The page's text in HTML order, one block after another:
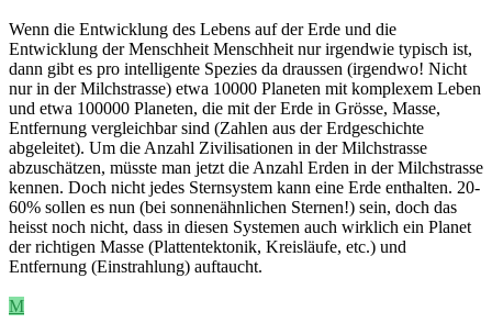
Wenn die Entwicklung des Lebens auf der Erde und die
Entwicklung der Menschheit Menschheit nur irgendwie typisch ist,
dann gibt es pro intelligente Spezies da draussen (irgendwo! Nicht
nur in der Milchstrasse) etwa 10000 Planeten mit komplexem Leben
und etwa 100000 Planeten, die mit der Erde in Grösse, Masse,
Entfernung vergleichbar sind (Zahlen aus der Erdgeschichte
abgeleitet). Um die Anzahl Zivilisationen in der Milchstrasse
abzuschätzen, müsste man jetzt die Anzahl Erden in der Milchstrasse
kennen. Doch nicht jedes Sternsystem kann eine Erde enthalten. 20-
60% sollen es nun (bei sonnenähnlichen Sternen!) sein, doch das
heisst noch nicht, dass in diesen Systemen auch wirklich ein Planet
der richtigen Masse (Plattentektonik, Kreisläufe, etc.) und
Entfernung (Einstrahlung) auftaucht.
M